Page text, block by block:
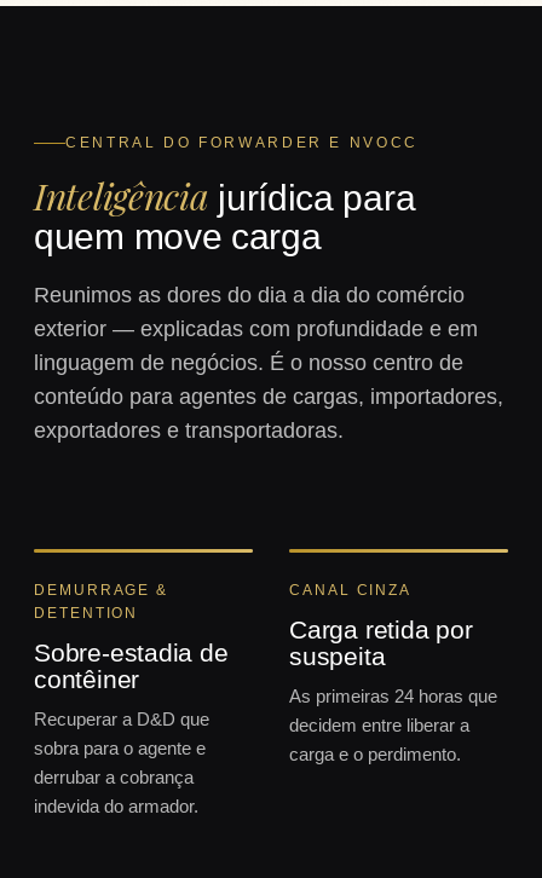
CENTRAL DO FORWARDER E NVOCC
Inteligência jurídica para
quem move carga
Reunimos as dores do dia a dia do comércio
exterior — explicadas com profundidade e em
linguagem de negócios. É o nosso centro de
conteúdo para agentes de cargas, importadores,
exportadores e transportadoras.
DEMURRAGE &
DETENTION
Sobre-estadia de
contêiner
Recuperar a D&D que
sobra para o agente e
derrubar a cobrança
indevida do armador.
CANAL CINZA
Carga retida por
suspeita
As primeiras 24 horas que
decidem entre liberar a
carga e o perdimento.